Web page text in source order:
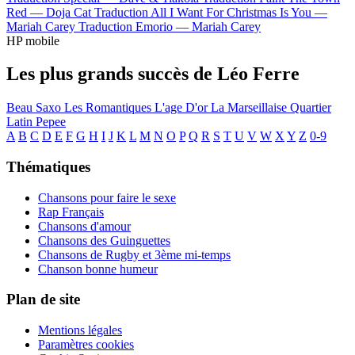
Red — Doja Cat Traduction All I Want For Christmas Is You —
Mariah Carey Traduction Emorio — Mariah Carey
HP mobile
Les plus grands succès de Léo Ferre
Beau Saxo Les Romantiques L'age D'orLa Marseillaise Quartier
Latin Pepee
A B C D E F G H I J K L M N O P Q R S T U V W X Y Z 0-9
Thématiques
Chansons pour faire le sexe
Rap Français
Chansons d'amour
Chansons des Guinguettes
Chansons de Rugby et 3ème mi-temps
Chanson bonne humeur
Plan de site
Mentions légales
Paramètres cookies